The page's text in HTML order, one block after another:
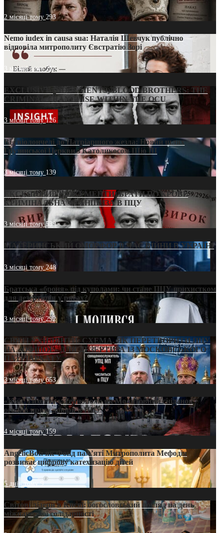
2 місяці тому 293
Nemo iudex in causa sua: Наталія Шевчук публічно
відповіла митрополиту Євстратію Зорі
3 місяці тому213
EXCLUSIVE (DOCUMENTS)/BLOOD BROTHERS: THE
CRIMINAL FRANCHISE WITHIN THE OCU
3 місяці тому126
Від віолончелі до Патріаршого жезла: Новий шлях
Грузинської Церкви з Католикосом Шіо III
3 місяці тому 139
ЕКСКЛЮЗИВ (ДОКУМЕНТИ)/БРАТИ ПО КРОВІ:
КРИМІНАЛЬНА ФРАНШИЗА В ПЦУ
3 місяці тому539
МАТЕРИНСЬКИЙ ОМОРФОР В ЧАС ВІЙНИ В УКРАЇНІ
3 місяці тому248
Братська «броня» під куполами: чи стане ПЦУ прихистком
для дезертирів у рясах?
3 місяці тому292
СВЯТІ УХИЛЯНТИ: СХЕМА, ЯК ПЕРЕТВОРИТИ ПЦУ
НА «ОФШОР» ДЛЯ ДЕЗЕРТИРА ІЗ МОСКОВСЬКОГО
ПАТРІАРХАТУ
3 місяці тому653
«Кейс Тихона» у Тернополі: як Молитовний сніданок
оголив кризу довіри в ПЦУ
4 місяці тому159
AngelicBot: як Фонд пам’яті Митрополита Мефодія
розвиває цифрову катехизацію дітей
5 днів тому9
Світові лідери в Києві: богословський погляд на день
міжнародної солідарності